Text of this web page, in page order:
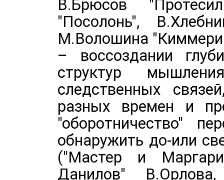
В.Брюсов
"Посолонь",
М.Волошина
– воссоздании
структур
следственных
разных времен и
"оборотничество"
обнаружить до-или
("Мастер и
Данилов"